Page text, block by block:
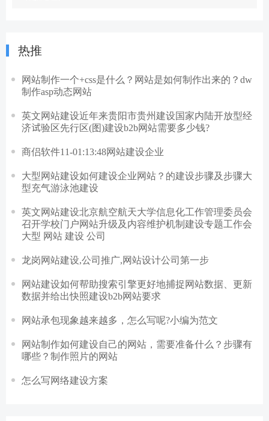
热推
网站制作一个+css是什么？网站是如何制作出来的？dw
制作asp动态网站
英文网站建设近年来贵阳市贵州建设国家内陆开放型经
济试验区先行区(图)建设b2b网站需要多少钱?
商侣软件11-01:13:48网站建设企业
大型网站建设如何建设企业网站？的建设步骤及步骤大
型充气游泳池建设
英文网站建设北京航空航天大学信息化工作管理委员会
召开学校门户网站升级及内容维护机制建设专题工作会
大型 网站 建设 公司
龙岗网站建设,公司推广,网站设计公司第一步
网站建设如何帮助搜索引擎更好地捕捉网站数据、更新
数据并给出快照建设b2b网站要求
网站承包现象越来越多，怎么写呢?小编为范文
网站制作如何建设自己的网站，需要准备什么？步骤有
哪些？制作照片的网站
怎么写网络建设方案